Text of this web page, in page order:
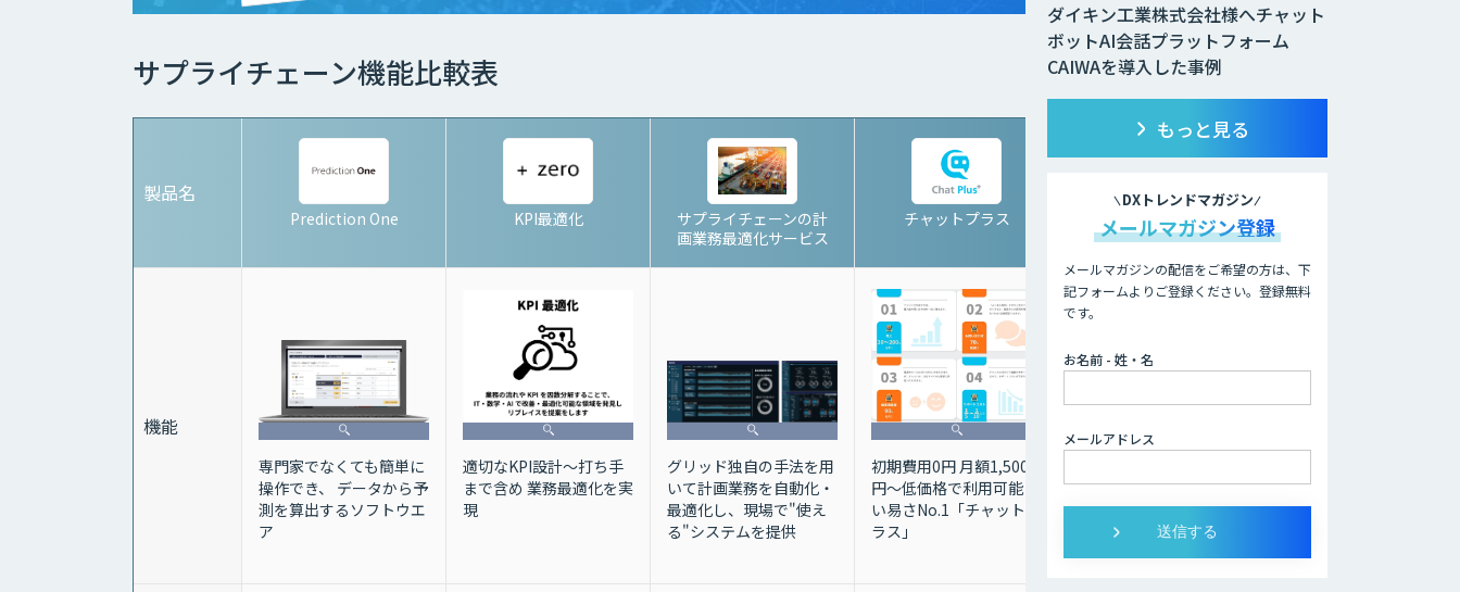
サプライチェーン機能比較表
製品名
Prediction One KPI最適化
サプライチェーンの計
画業務最適化サービス
チャットプラス
Third AI レコメンドア
イ
機能
専門家でなくても簡単に
操作でき、 データから予
測を算出するソフトウエ
ア
適切なKPI設計～打ち手
まで含め 業務最適化を実
現
グリッド独自の手法を用
いて計画業務を自動化・
最適化し、現場で"使え
る"システムを提供
初期費用0円 月額1,500
円〜低価格で利用可能 使
い易さNo.1「チャットプ
ラス」
て、お手元の写真などか
ら類似または同一画像を
検索して目的の商品を見
つけ出すことが可能
ダイキン工業株式会社様へチャット
ボットAI会話プラットフォーム
CAIWAを導入した事例
もっと見る
DXトレンドマガジン
メールマガジン登録
メールマガジンの配信をご希望の方は、下
記フォームよりご登録ください。登録無料
です。
お名前 - 姓・名
メールアドレス